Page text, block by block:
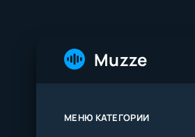
Muzze
МЕНЮ КАТЕГОРИИ